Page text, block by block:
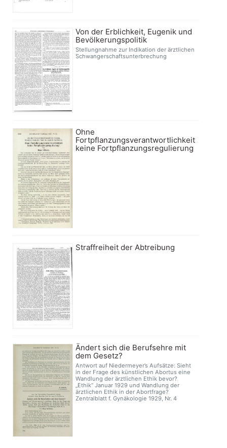
Von der Erblichkeit, Eugenik und
Bevölkerungspolitik
Stellungnahme zur Indikation der ärztlichen
Schwangerschaftsunterbrechung
Ohne
Fortpflanzungsverantwortlichkeit
keine Fortpflanzungsregulierung
Straffreiheit der Abtreibung
Ändert sich die Berufsehre mit
dem Gesetz?
Antwort auf Niedermeyer’s Aufsätze: Sieht
in der Frage des künstlichen Abortus eine
Wandlung der ärztlichen Ethik bevor?
„Ethik“ Januar 1929 und Wandlung der
ärztlichen Ethik in der Abortfrage?
Zentralblatt f. Gynäkologie 1929, Nr. 4